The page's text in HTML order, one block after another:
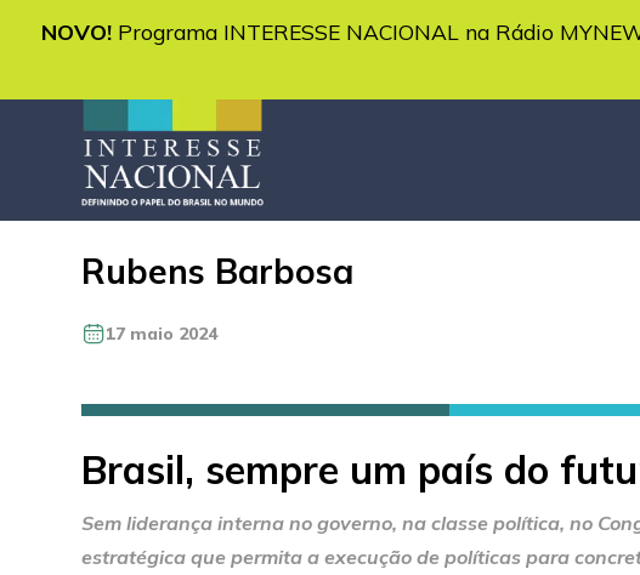
NOVO! Programa INTERESSE NACIONAL na Rádio
Rubens Barbosa
17 maio 2024
Brasil, sempre um país do
Sem liderança interna no governo, na classe política, no
estratégica que permita a execução de políticas para